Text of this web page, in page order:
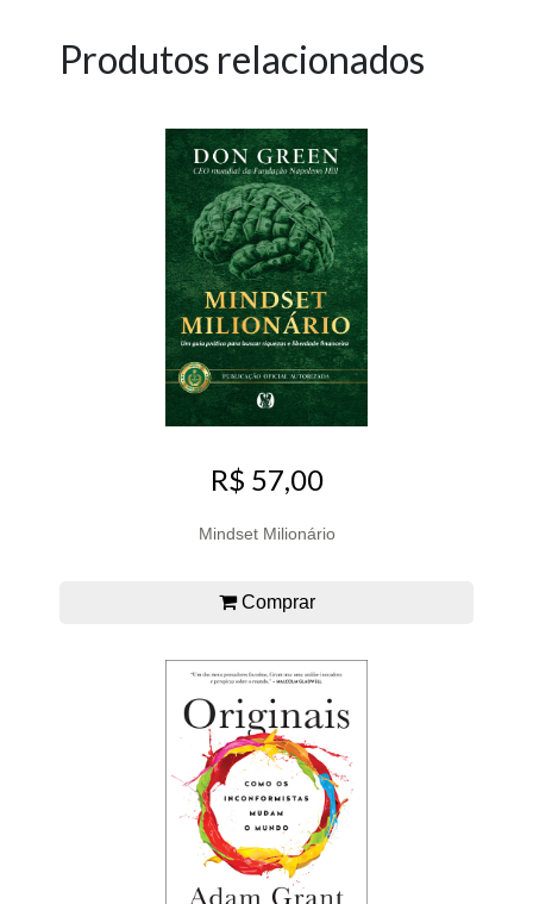
Produtos relacionados
R$ 57,00
Mindset Milionário
Comprar